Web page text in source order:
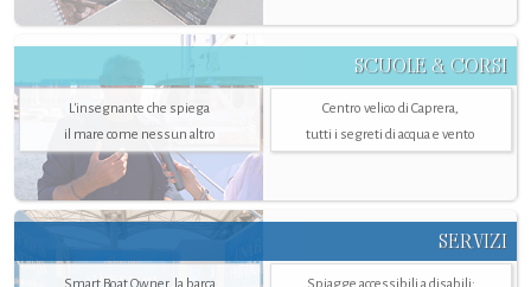
SCUOLE & CORSI
L'insegnante che spiega
il mare come nessun altro
Centro velico di Caprera,
tutti i segreti di acqua e vento
SERVIZI
Smart Boat Owner, la barca
Spiagge accessibili a disabili: